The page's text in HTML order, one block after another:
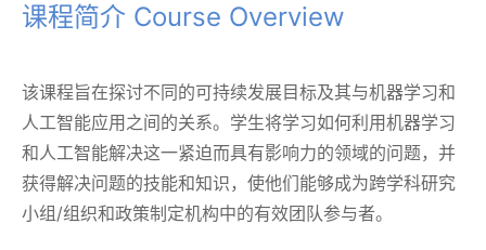
课程简介 Course Overview
该课程旨在探讨不同的可持续发展目标及其与机器学习和
人工智能应用之间的关系。学生将学习如何利用机器学习
和人工智能解决这一紧迫而具有影响力的领域的问题，并
获得解决问题的技能和知识，使他们能够成为跨学科研究
小组/组织和政策制定机构中的有效团队参与者。